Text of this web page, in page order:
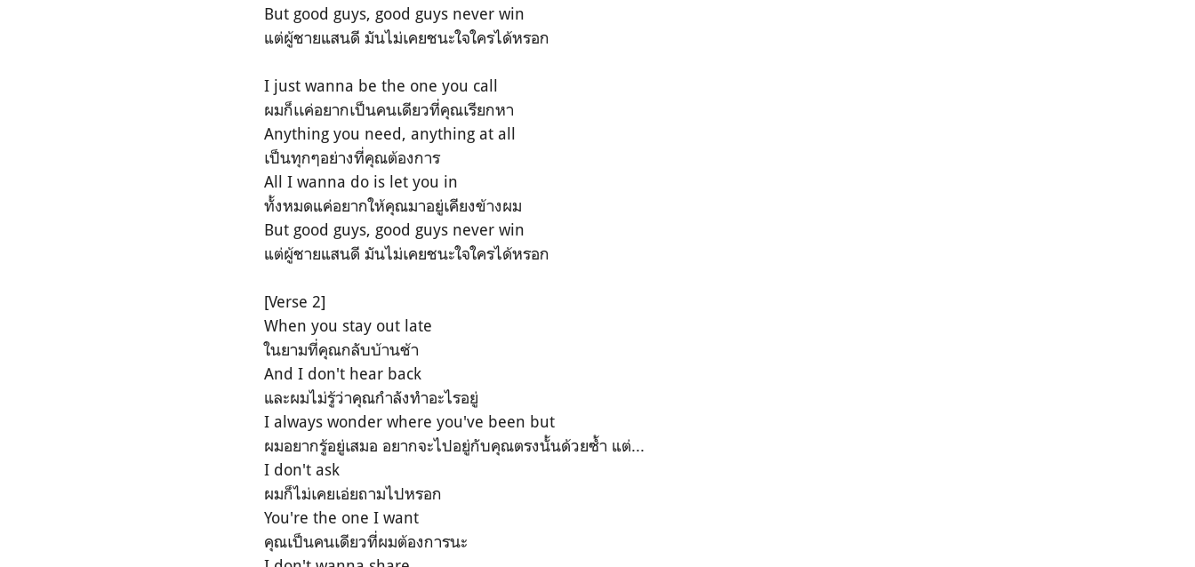
But good guys, good guys never win
แต่ผู้ชายแสนดี มันไม่เคยชนะใจใครได้หรอก
I just wanna be the one you call
ผมก็เเค่อยากเป็นคนเดียวที่คุณเรียกหา
Anything you need, anything at all
เป็นทุกๆอย่างที่คุณต้องการ
All I wanna do is let you in
ทั้งหมดแค่อยากให้คุณมาอยู่เคียงข้างผม
But good guys, good guys never win
แต่ผู้ชายแสนดี มันไม่เคยชนะใจใครได้หรอก
[Verse 2]
When you stay out late
ในยามที่คุณกลับบ้านช้า
And I don't hear back
และผมไม่รู้ว่าคุณกำลังทำอะไรอยู่
I always wonder where you've been but
ผมอยากรู้อยู่เสมอ อยากจะไปอยู่กับคุณตรงนั้นด้วยซ้ำ แต่...
I don't ask
ผมก็ไม่เคยเอ่ยถามไปหรอก
You're the one I want
คุณเป็นคนเดียวที่ผมต้องการนะ